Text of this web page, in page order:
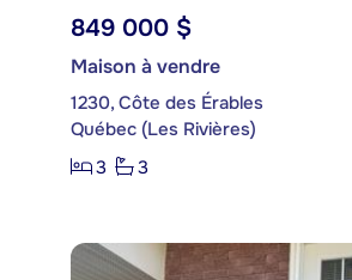
849 000 $
Maison à vendre
1230, Côte des Érables
Québec (Les Rivières)
3
3